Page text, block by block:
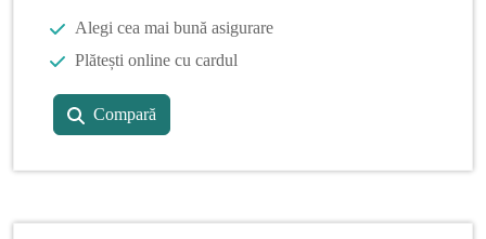
Alegi cea mai bună asigurare
Plătești online cu cardul
Compară